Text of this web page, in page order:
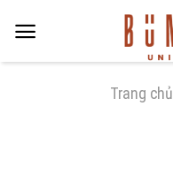
Trang chủ